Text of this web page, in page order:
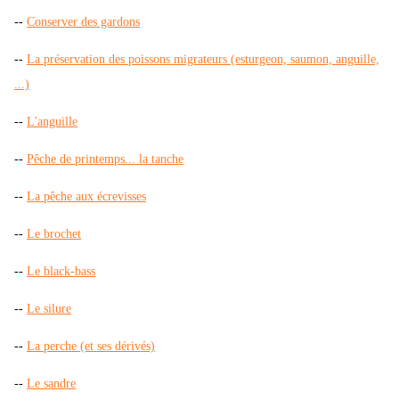
-- Conserver des gardons
-- La préservation des poissons migrateurs (esturgeon, saumon, anguille,
...)
-- L'anguille
-- Pêche de printemps... la tanche
-- La pêche aux écrevisses
-- Le brochet
-- Le black-bass
-- Le silure
-- La perche (et ses dérivés)
-- Le sandre